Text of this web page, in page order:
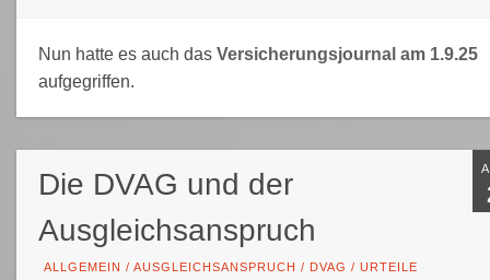
Nun hatte es auch das Versicherungsjournal am 1.9.25
aufgegriffen.
Die DVAG und der
Ausgleichsanspruch
ALLGEMEIN / AUSGLEICHSANSPRUCH / DVAG / URTEILE